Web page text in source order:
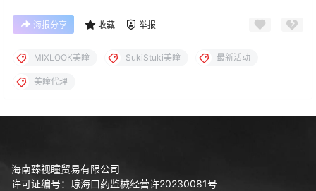
海报分享 收藏 举报
MIXLOOK美瞳 SukiStuki美瞳 最新活动
美瞳代理
海南臻视瞳贸易有限公司
许可证编号：琼海口药监械经营许20230081号